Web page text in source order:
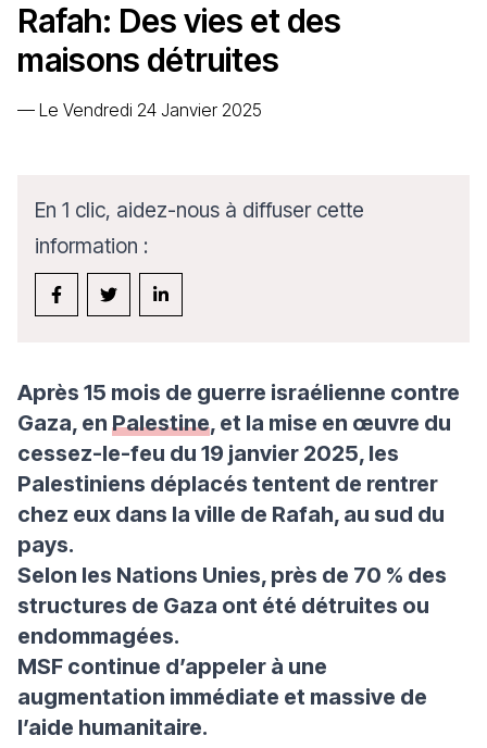
Rafah: Des vies et des
maisons détruites
— Le Vendredi 24 Janvier 2025
En 1 clic, aidez-nous à diffuser cette
information :
Après 15 mois de guerre israélienne contre
Gaza, en Palestine, et la mise en œuvre du
cessez-le-feu du 19 janvier 2025, les
Palestiniens déplacés tentent de rentrer
chez eux dans la ville de Rafah, au sud du
pays.
Selon les Nations Unies, près de 70 % des
structures de Gaza ont été détruites ou
endommagées.
MSF continue d’appeler à une
augmentation immédiate et massive de
l’aide humanitaire.